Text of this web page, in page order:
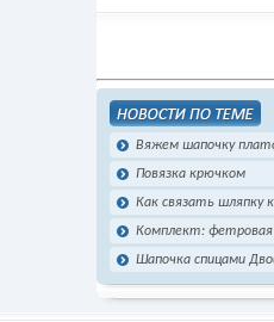
Вяжем шапочку
Повязка крючком
Как связать шляпку
Комплект:
Шапочка спицами